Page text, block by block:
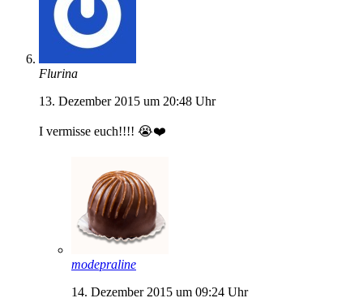
Flurina
13. Dezember 2015 um 20:48 Uhr
I vermisse euch!!!! 😭❤️
modepraline
14. Dezember 2015 um 09:24 Uhr